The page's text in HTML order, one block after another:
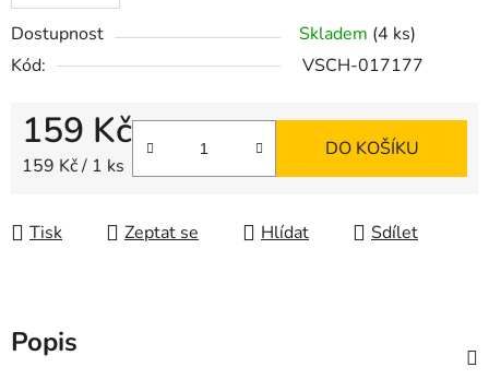
Dostupnost Skladem (4 ks)
Kód:
VSCH-017177
159 Kč
Měrná cena:
159 Kč / 1 ks
DO KOŠÍKU
Tisk Zeptat se Hlídat Sdílet
Popis